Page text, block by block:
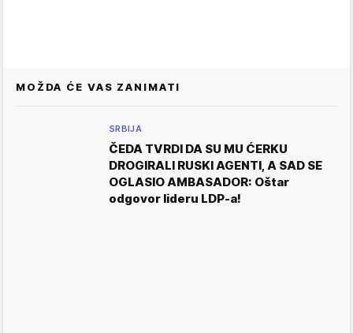
MOŽDA ĆE VAS ZANIMATI
SRBIJA
ČEDA TVRDI DA SU MU ĆERKU
DROGIRALI RUSKI AGENTI, A SAD SE
OGLASIO AMBASADOR: Oštar
odgovor lideru LDP-a!